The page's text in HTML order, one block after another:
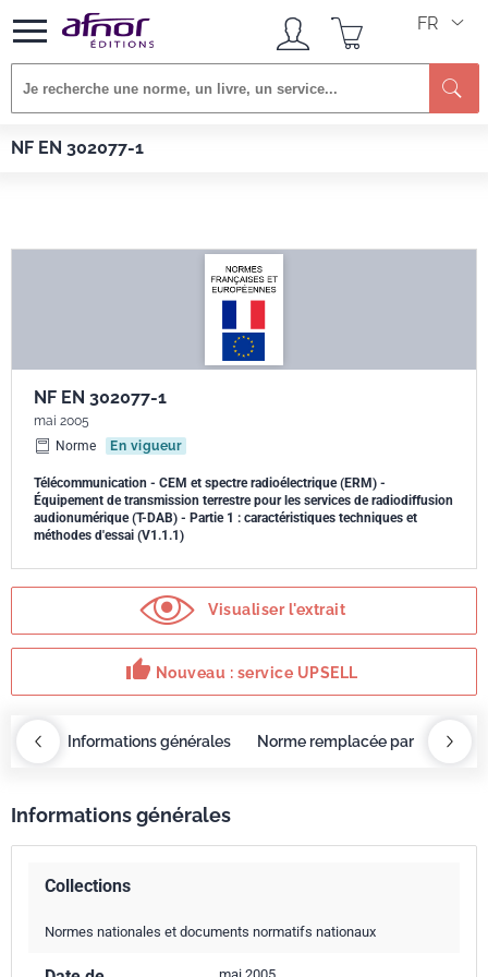
FR
NF EN 302077-1
Afnor EDITIONS Normes
NF EN 302077-1
mai 2005
Norme
En vigueur
Télécommunication - CEM et spectre radioélectrique (ERM) -
Équipement de transmission terrestre pour les services de radiodiffusion
audionumérique (T-DAB) - Partie 1 : caractéristiques techniques et
méthodes d'essai (V1.1.1)
Visualiser l'extrait
thumb_up Nouveau : service UPSELL
Informations générales Norme remplacée par
Informations générales
Collections
Normes nationales et documents normatifs nationaux